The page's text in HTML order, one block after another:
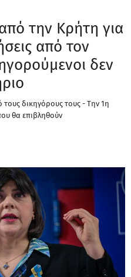
την Κρήτη για
από τον
δεν
δικηγόρους τους - Την 1η
θα επιβληθούν